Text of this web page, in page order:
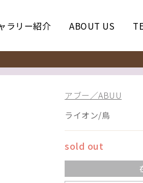
ラリー紹介 ABOUT US
アブー／ABUU
ライオン/鳥
sold out